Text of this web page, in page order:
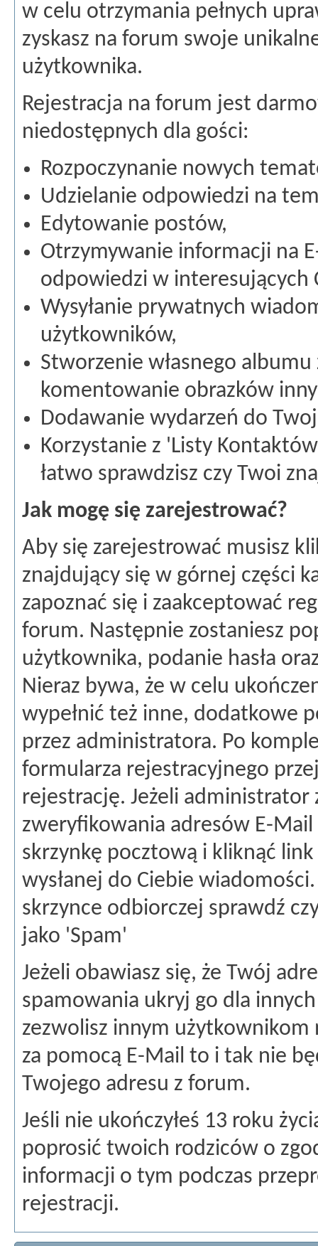
w celu otrzymania pełnych
zyskasz na forum swoje
użytkownika.
Rejestracja na forum jest
niedostępnych dla gości:
Rozpoczynanie nowych
Udzielanie odpowiedzi na
Edytowanie postów,
Otrzymywanie informacji na
odpowiedzi w interesujących
Wysyłanie prywatnych
użytkowników,
Stworzenie własnego
komentowanie obrazków
Dodawanie wydarzeń do
Korzystanie z 'Listy
łatwo sprawdzisz czy Twoi
Jak mogę się zarejestrować?
Aby się zarejestrować musisz
znajdujący się w górnej części
zapoznać się i zaakceptować
forum. Następnie zostaniesz
użytkownika, podanie hasła
Nieraz bywa, że w celu
wypełnić też inne, dodatkowe
przez administratora. Po
formularza rejestracyjnego
rejestrację. Jeżeli administrator
zweryfikowania adresów E-Mail
skrzynkę pocztową i kliknąć
wysłanej do Ciebie
skrzynce odbiorczej sprawdź
jako 'Spam'
Jeżeli obawiasz się, że Twój
spamowania ukryj go dla
zezwolisz innym użytkownikom
za pomocą E-Mail to i tak nie
Twojego adresu z forum.
Jeśli nie ukończyłeś 13 roku
poprosić twoich rodziców o
informacji o tym podczas
rejestracji.